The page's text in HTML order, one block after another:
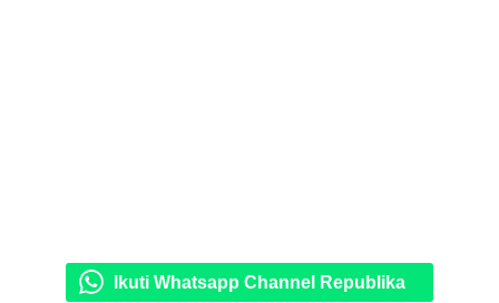
Ikuti Whatsapp Channel Republika